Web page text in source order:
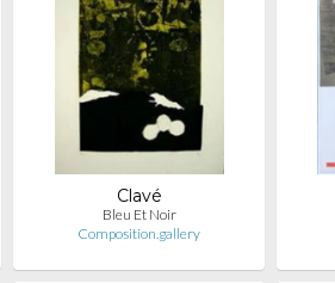
Clavé
Bleu Et Noir
Composition.gallery